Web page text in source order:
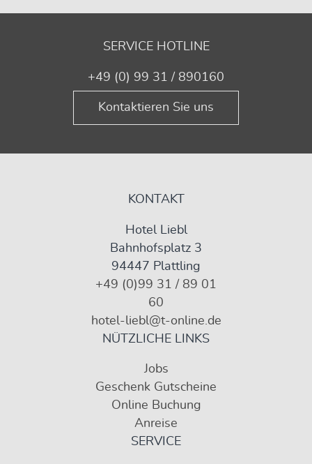
SERVICE HOTLINE
+49 (0) 99 31 / 890160
Kontaktieren Sie uns
KONTAKT
Hotel Liebl
Bahnhofsplatz 3
94447 Plattling
+49 (0)99 31 / 89 01
60
hotel-liebl@t-online.de
NÜTZLICHE LINKS
Jobs
Geschenk Gutscheine
Online Buchung
Anreise
SERVICE